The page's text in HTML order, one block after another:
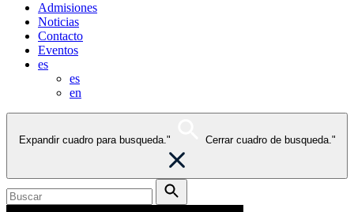
Admisiones
Noticias
Contacto
Eventos
es
es
en
Expandir cuadro para busqueda." Cerrar cuadro de busqueda."